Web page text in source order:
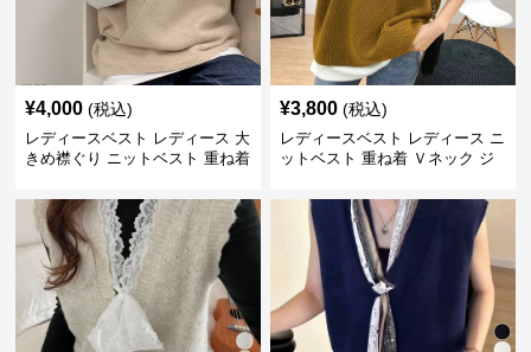
¥4,000 (税込)
レディースベスト レディース 大
きめ襟ぐり ニットベスト 重ね着
¥3,800 (税込)
レディースベスト レディース ニ
ットベスト 重ね着 Ｖネック ジ